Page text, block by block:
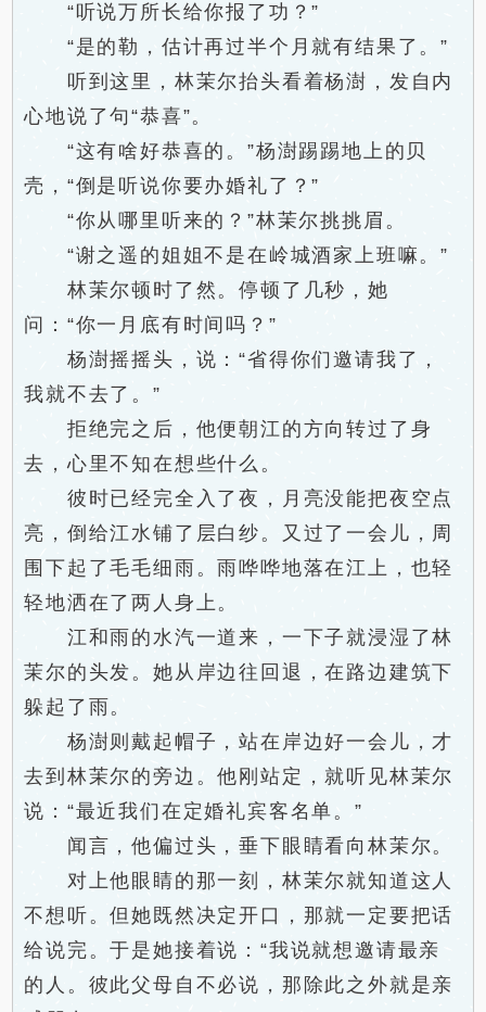
“听说万所长给你报了功？”
“是的勒，估计再过半个月就有结果了。”
听到这里，林茉尔抬头看着杨澍，发自内
心地说了句“恭喜”。
“这有啥好恭喜的。”杨澍踢踢地上的贝
壳，“倒是听说你要办婚礼了？”
“你从哪里听来的？”林茉尔挑挑眉。
“谢之遥的姐姐不是在岭城酒家上班嘛。”
林茉尔顿时了然。停顿了几秒，她
问：“你一月底有时间吗？”
杨澍摇摇头，说：“省得你们邀请我了，
我就不去了。”
拒绝完之后，他便朝江的方向转过了身
去，心里不知在想些什么。
彼时已经完全入了夜，月亮没能把夜空点
亮，倒给江水铺了层白纱。又过了一会儿，周
围下起了毛毛细雨。雨哗哗地落在江上，也轻
轻地洒在了两人身上。
江和雨的水汽一道来，一下子就浸湿了林
茉尔的头发。她从岸边往回退，在路边建筑下
躲起了雨。
杨澍则戴起帽子，站在岸边好一会儿，才
去到林茉尔的旁边。他刚站定，就听见林茉尔
说：“最近我们在定婚礼宾客名单。”
闻言，他偏过头，垂下眼睛看向林茉尔。
对上他眼睛的那一刻，林茉尔就知道这人
不想听。但她既然决定开口，那就一定要把话
给说完。于是她接着说：“我说就想邀请最亲
的人。彼此父母自不必说，那除此之外就是亲